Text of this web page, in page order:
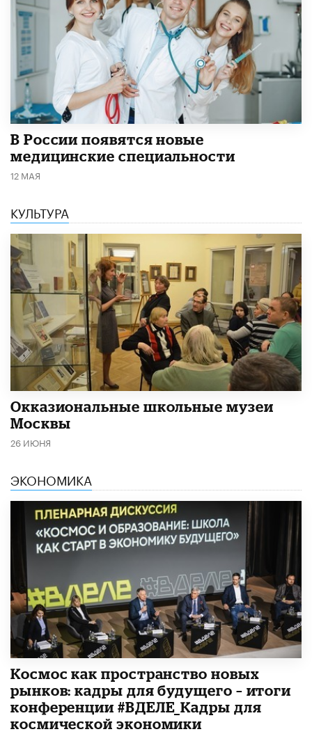
В России появятся новые
медицинские специальности
12 МАЯ
КУЛЬТУРА
​Окказиональные школьные музеи
Москвы
26 ИЮНЯ
ЭКОНОМИКА
Космос как пространство новых
рынков: кадры для будущего – итоги
конференции #ВДЕЛЕ_Кадры для
космической экономики